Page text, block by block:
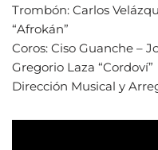
Trombón: Carlos
“Afrokán”
Coros: Ciso Guanche –
Gregorio Laza “Cordoví”
Dirección Musical y